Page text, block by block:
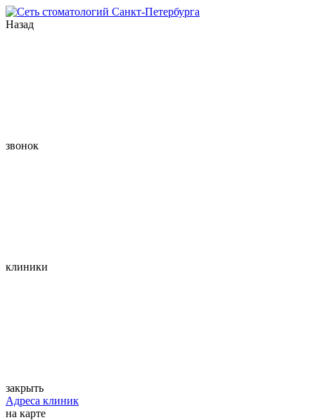
Назад
звонок
клиники
закрыть
Адреса клиник
на карте